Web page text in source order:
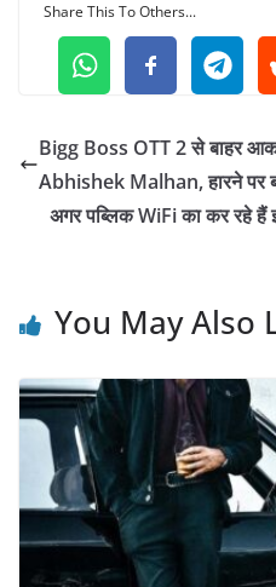
Share This To Others...
Bigg Boss OTT 2 से बाहर
Abhishek Malhan, हारने पर
अगर पब्लिक WiFi का कर रहे
You May Also